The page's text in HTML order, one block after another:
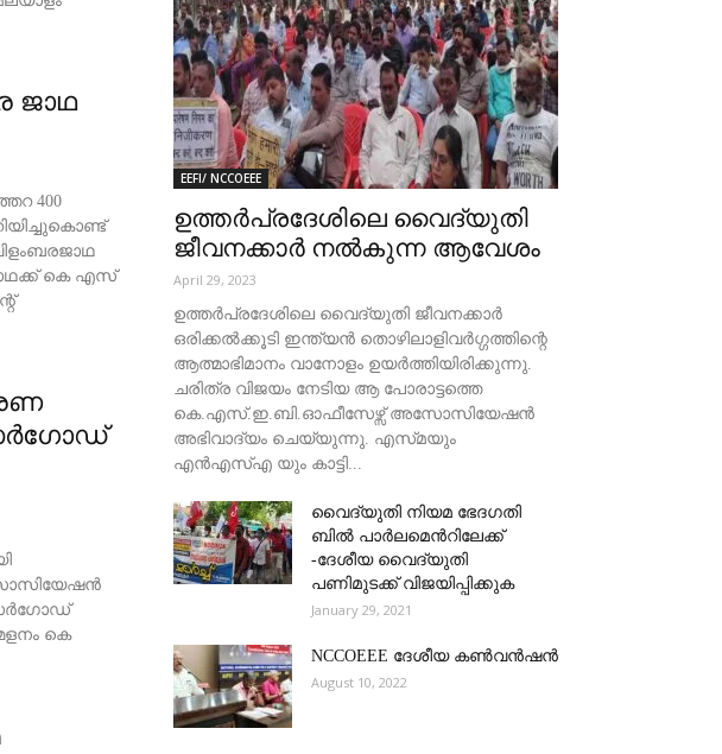
ജാഥ
400
കെ എസ്
കെ
EEFI/ NCCOEEE
ഉത്തർപ്രദേശിലെ വൈദ്യുതി
ജീവനക്കാർ നല്‍കുന്ന ആവേശം
April 29, 2023
ഉത്തർപ്രദേശിലെ വൈദ്യുതി ജീവനക്കാർ
ഒരിക്കൽക്കൂടി ഇന്ത്യൻ തൊഴിലാളിവർഗ്ഗത്തിന്റെ
ആത്മാഭിമാനം വാനോളം ഉയർത്തിയിരിക്കുന്നു.
ചരിത്ര വിജയം നേടിയ ആ പോരാട്ടത്തെ
കെ.എസ്.ഇ.ബി.ഓഫീസേഴ്സ് അസോസിയേഷൻ
അഭിവാദ്യം ചെയ്യുന്നു. എസ്‌മയും
എൻഎസ്‌എ യും കാട്ടി...
വൈദ്യുതി നിയമ ഭേദഗതി
ബിൽ പാർലമെൻറിലേക്ക്
-ദേശീയ വൈദ്യുതി
പണിമുടക്ക് വിജയിപ്പിക്കുക
January 29, 2021
NCCOEEE ദേശീയ കൺവൻഷൻ
August 10, 2022